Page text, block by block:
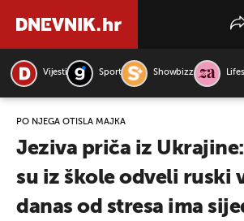
Vijesti Sport Showbizz
PO NJEGA OTIŠLA MAJKA
Jeziva priča iz Ukrajine:
su iz škole odveli ruski
danas od stresa ima
PRETRAŽITE VIJESTI